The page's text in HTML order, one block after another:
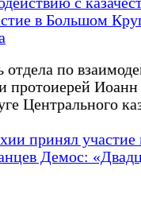
в Большом
отдела по
протоиерей
Центрального
принял участие
Демос: